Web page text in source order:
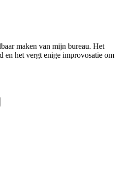
maken van mijn bureau. Het
en het vergt enige improvosatie om